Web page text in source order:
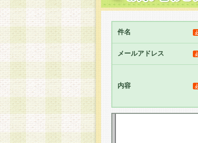
件名
メールアドレス
内容